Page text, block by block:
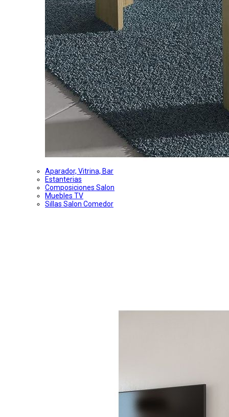
Aparador, Vitrina, Bar
Estanterias
Composiciones Salon
Muebles TV
Sillas Salon Comedor